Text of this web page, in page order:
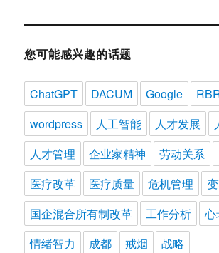
您可能感兴趣的话题
ChatGPT DACUM Google
wordpress
人工智能 人才发展
人才管理
企业家精神 劳动关系
医疗改革
医疗质量 危机管理
国企混合所有制改革
工作分析
情绪智力
成都 戒烟
战略